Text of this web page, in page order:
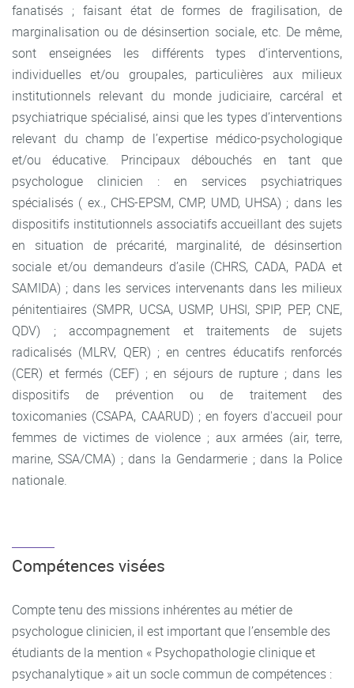
fanatisés ; faisant état de formes de fragilisation, de
marginalisation ou de désinsertion sociale, etc. De même,
sont enseignées les différents types d’interventions,
individuelles et/ou groupales, particulières aux milieux
institutionnels relevant du monde judiciaire, carcéral et
psychiatrique spécialisé, ainsi que les types d’interventions
relevant du champ de l’expertise médico-psychologique
et/ou éducative. Principaux débouchés en tant que
psychologue clinicien : en services psychiatriques
spécialisés ( ex., CHS-EPSM, CMP, UMD, UHSA) ; dans les
dispositifs institutionnels associatifs accueillant des sujets
en situation de précarité, marginalité, de désinsertion
sociale et/ou demandeurs d’asile (CHRS, CADA, PADA et
SAMIDA) ; dans les services intervenants dans les milieux
pénitentiaires (SMPR, UCSA, USMP, UHSI, SPIP, PEP, CNE,
QDV) ; accompagnement et traitements de sujets
radicalisés (MLRV, QER) ; en centres éducatifs renforcés
(CER) et fermés (CEF) ; en séjours de rupture ; dans les
dispositifs de prévention ou de traitement des
toxicomanies (CSAPA, CAARUD) ; en foyers d'accueil pour
femmes de victimes de violence ; aux armées (air, terre,
marine, SSA/CMA) ; dans la Gendarmerie ; dans la Police
nationale.
Compétences visées
Compte tenu des missions inhérentes au métier de
psychologue clinicien, il est important que l’ensemble des
étudiants de la mention « Psychopathologie clinique et
psychanalytique » ait un socle commun de compétences :